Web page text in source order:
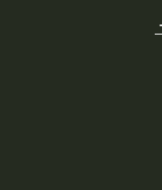
οι τραυματίες από